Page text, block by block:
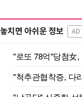
놓치면 아쉬운 정보 AD